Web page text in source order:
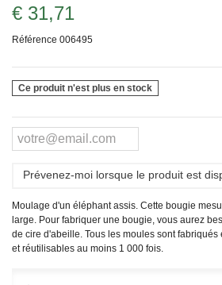
€ 31,71
Référence 006495
Ce produit n'est plus en stock
Prévenez-moi lorsque le produit est
Moulage d'un éléphant assis. Cette bougie
large. Pour fabriquer une bougie, vous aurez
de cire d'abeille. Tous les moules sont
et réutilisables au moins 1 000 fois.